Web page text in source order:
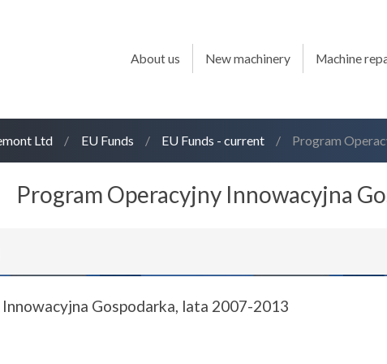
About us New machinery Machine
Ltd / EU Funds / EU Funds - current / Program
Program Operacyjny Innowacyjna
Gospodarka, lata 2007-2013